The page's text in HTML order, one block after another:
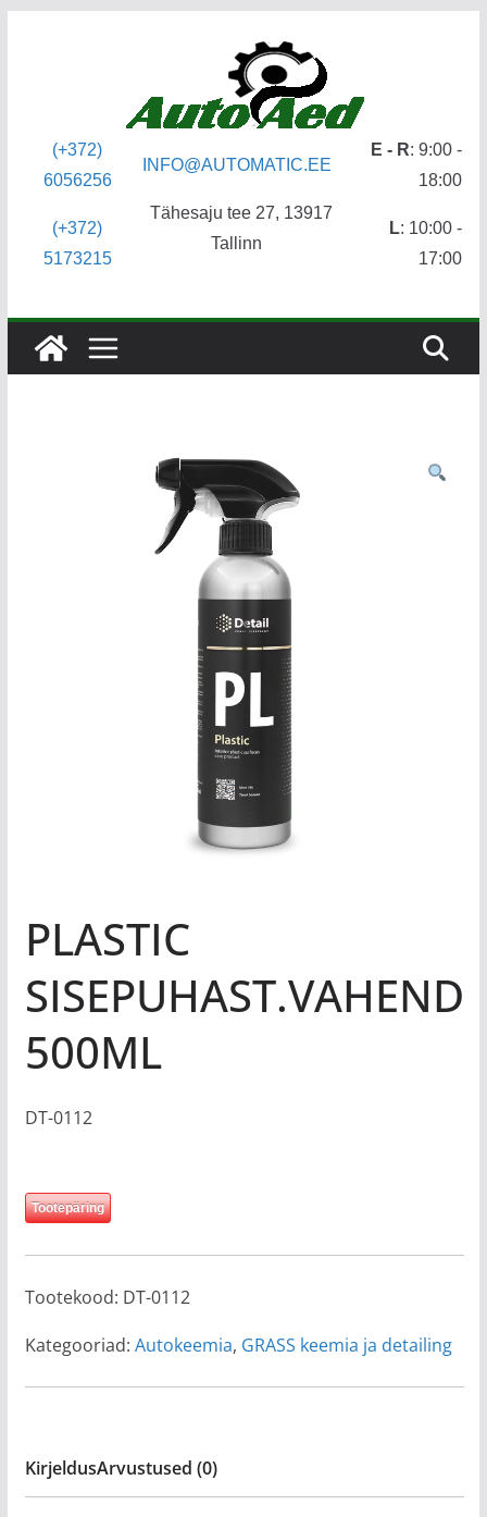
(+372)
6056256
(+372)
5173215
INFO@AUTOMATIC.EE
Tähesaju tee 27, 13917
Tallinn
E - R: 9:00 -
18:00
L: 10:00 -
17:00
PLASTIC
SISEPUHAST.VAHEND
500ML
DT-0112
Tootepäring
Tootekood: DT-0112
Kategooriad: Autokeemia, GRASS keemia ja detailing
KirjeldusArvustused (0)